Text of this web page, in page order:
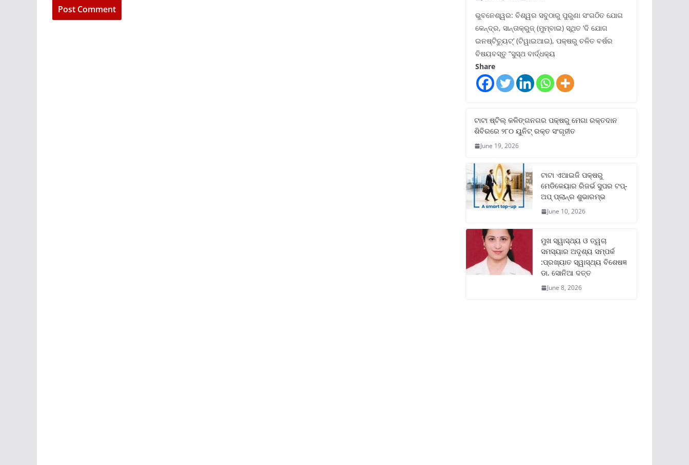
ଭୁବନେଶ୍ୱର: ବିଶ୍ୱର ସବୁଠାରୁ ପୁରୁଣା ସଂଗଠିତ ଯୋଗ
କେନ୍ଦ୍ର, ସାନ୍ତାକ୍ରୁଜ୍ (ମୁମ୍ବାଇ) ସ୍ଥିତ ‘ଦି ଯୋଗ
ଇନଷ୍ଟିଚ୍ୟୁଟ୍‌’ (ଟିୱାଇଆଇ), ପକ୍ଷରୁ ଚଳିତ ବର୍ଷର
ବିଷୟବସ୍ତୁ “ସୁସ୍ଥ ବାର୍ଦ୍ଧକ୍ୟ
Share
ଟାଟା ଷ୍ଟିଲ୍‌ କଳିଙ୍ଗନଗର ପକ୍ଷରୁ ମେଗା ରକ୍ତଦାନ
ଶିବିରରେ ୨୮୦ ୟୁନିଟ୍‌ ରକ୍ତ ସଂଗୃହୀତ
June 19, 2026
ଟାଟା ଏଆଇଜି ପକ୍ଷରୁ
ମେଡିକେୟାର ରିଜର୍ଭ ସୁପର ଟପ୍‌-
ଅପ୍ ପ୍ଲାନ୍‌ର ଶୁଭାରମ୍ଭ
June 10, 2026
ମୁଖ ସ୍ୱାସ୍ଥ୍ୟ ଓ ତ୍ୱଚା
ସମସ୍ୟାର ଅଦୃଶ୍ୟ ସମ୍ପର୍କ
:ପ୍ରଖ୍ୟାତ ସ୍ୱାସ୍ଥ୍ୟ ବିଶେଷଜ୍ଞ
ଡା. ସୋନିଆ ଦତ୍ତ
June 8, 2026